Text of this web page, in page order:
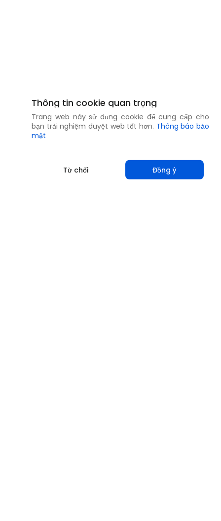
Thông tin cookie quan trọng
Trang web này sử dụng cookie để cung cấp cho
bạn trải nghiệm duyệt web tốt hơn. Thông báo bảo
mật
Từ chối Đồng ý